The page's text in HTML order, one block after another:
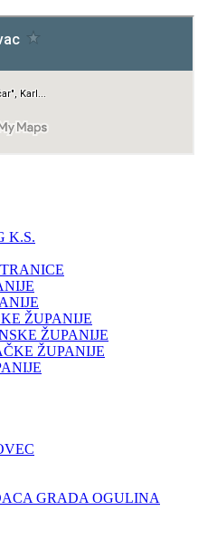
K.S.
ŽUPANIJE
ŽUPANIJE
ŽUPANIJE
GRADA OGULINA